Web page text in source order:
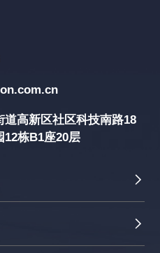
道高新区社区科技南路18
12栋B1座20层